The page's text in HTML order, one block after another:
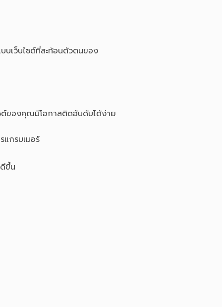
บเว็บไซต์ที่สะท้อนตัวตนของ
ต์ของคุณมีโอกาสติดอันดับได้ง่าย
แกรมเมอร์
ขึ้น